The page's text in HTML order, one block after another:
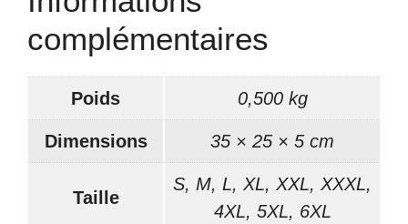
complémentaires
Poids 0,500 kg
Dimensions 35 × 25 × 5 cm
Taille
S, M, L, XL, XXL, XXXL,
4XL, 5XL, 6XL